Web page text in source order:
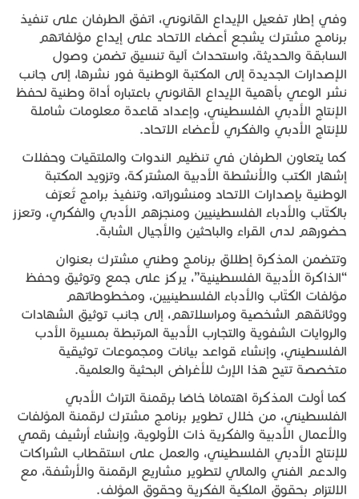
وفي إطار تفعيل الإيداع القانوني، اتفق الطرفان على تنفيذ
برنامج مشترك يشجع أعضاء الاتحاد على إيداع مؤلفاتهم
السابقة والحديثة، واستحداث آلية تنسيق تضمن وصول
الإصدارات الجديدة إلى المكتبة الوطنية فور نشرها، إلى جانب
نشر الوعي بأهمية الإيداع القانوني باعتباره أداة وطنية لحفظ
الإنتاج الأدبي الفلسطيني، وإعداد قاعدة معلومات شاملة
للإنتاج الأدبي والفكري لأعضاء الاتحاد.
كما يتعاون الطرفان في تنظيم الندوات والملتقيات وحفلات
إشهار الكتب والأنشطة الأدبية المشتركة، وتزويد المكتبة
الوطنية بإصدارات الاتحاد ومنشوراته، وتنفيذ برامج تُعرّف
بالكتّاب والأدباء الفلسطينيين ومنجزهم الأدبي والفكري، وتعزز
حضورهم لدى القراء والباحثين والأجيال الشابة.
وتتضمن المذكرة إطلاق برنامج وطني مشترك بعنوان
“الذاكرة الأدبية الفلسطينية”، يركز على جمع وتوثيق وحفظ
مؤلفات الكتّاب والأدباء الفلسطينيين، ومخطوطاتهم
ووثائقهم الشخصية ومراسلاتهم، إلى جانب توثيق الشهادات
والروايات الشفوية والتجارب الأدبية المرتبطة بمسيرة الأدب
الفلسطيني، وإنشاء قواعد بيانات ومجموعات توثيقية
متخصصة تتيح هذا الإرث للأغراض البحثية والعلمية.
كما أولت المذكرة اهتمامًا خاصًا برقمنة التراث الأدبي
الفلسطيني، من خلال تطوير برنامج مشترك لرقمنة المؤلفات
والأعمال الأدبية والفكرية ذات الأولوية، وإنشاء أرشيف رقمي
للإنتاج الأدبي الفلسطيني، والعمل على استقطاب الشراكات
والدعم الفني والمالي لتطوير مشاريع الرقمنة والأرشفة، مع
الالتزام بحقوق الملكية الفكرية وحقوق المؤلف.